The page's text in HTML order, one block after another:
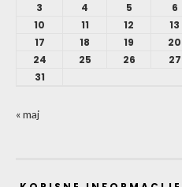
3
4 5 6
10
11 12 13
17
18 19 20
24
25 26 27
31
« maj